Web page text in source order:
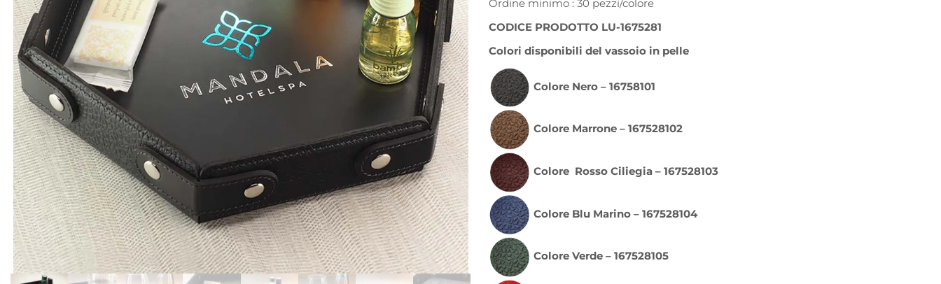
Ordine minimo : 30 pezzi/colore
CODICE PRODOTTO LU-1675281
Colori disponibili del vassoio in pelle
Colore Nero – 16758101
Colore Marrone – 167528102
Colore Rosso Ciliegia – 167528103
Colore Blu Marino – 167528104
Colore Verde – 167528105